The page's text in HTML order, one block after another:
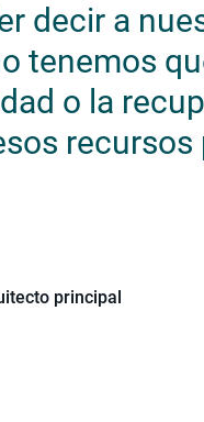
decir a
tenemos
o la
principal